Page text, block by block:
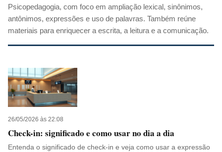
Psicopedagogia, com foco em ampliação lexical, sinônimos,
antônimos, expressões e uso de palavras. Também reúne
materiais para enriquecer a escrita, a leitura e a comunicação.
26/05/2026 às 22:08
Check-in: significado e como usar no dia a dia
Entenda o significado de check-in e veja como usar a expressão